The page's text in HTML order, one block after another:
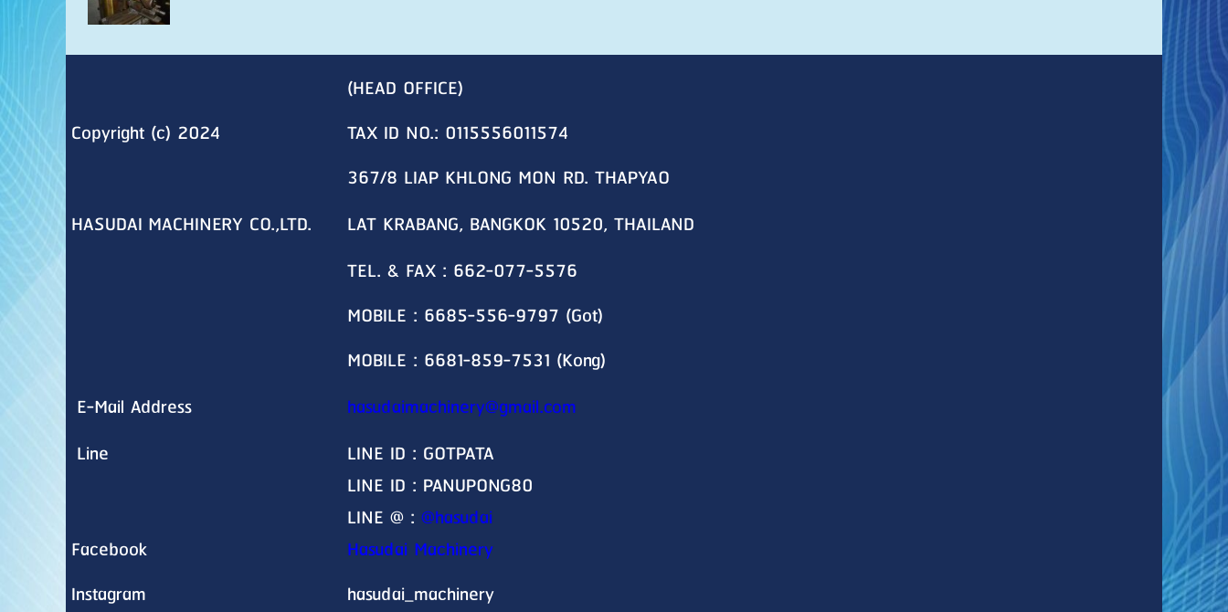
Copyright (c) 2024
(HEAD OFFICE)
TAX ID NO.: 0115556011574
367/8 LIAP KHLONG MON RD. THAPYAO
HASUDAI MACHINERY CO.,LTD.
LAT KRABANG, BANGKOK 10520, THAILAND
TEL. & FAX : 662-077-5576
MOBILE : 6685-556-9797 (Got)
MOBILE : 6681-859-7531 (Kong)
E-Mail Address
hasudaimachinery@gmail.com
Line
Facebook
Instagram
LINE ID : GOTPATA
LINE ID : PANUPONG80
LINE @ : @hasudai
Hasudai Machinery
hasudai_machinery